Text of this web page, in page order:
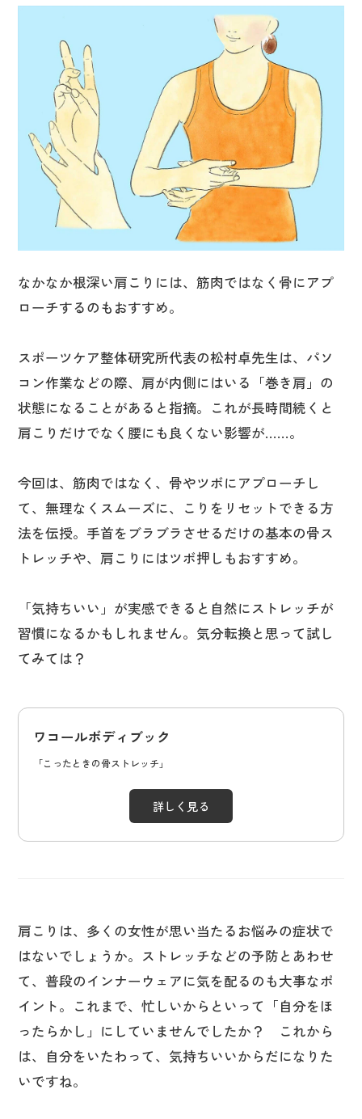
なかなか根深い肩こりには、筋肉ではなく骨にアプ
ローチするのもおすすめ。
スポーツケア整体研究所代表の松村卓先生は、パソ
コン作業などの際、肩が内側にはいる「巻き肩」の
状態になることがあると指摘。これが長時間続くと
肩こりだけでなく腰にも良くない影響が……。
今回は、筋肉ではなく、骨やツボにアプローチし
て、無理なくスムーズに、こりをリセットできる方
法を伝授。手首をブラブラさせるだけの基本の骨ス
トレッチや、肩こりにはツボ押しもおすすめ。
「気持ちいい」が実感できると自然にストレッチが
習慣になるかもしれません。気分転換と思って試し
てみては？
ワコールボディブック
「こったときの骨ストレッチ」
詳しく見る
肩こりは、多くの女性が思い当たるお悩みの症状で
はないでしょうか。ストレッチなどの予防とあわせ
て、普段のインナーウェアに気を配るのも大事なポ
イント。これまで、忙しいからといって「自分をほ
ったらかし」にしていませんでしたか？ これから
は、自分をいたわって、気持ちいいからだになりた
いですね。